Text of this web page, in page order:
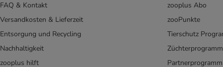
Green Petfood
Greenwoods
Happy Dog
HUNTER
FAQ & Kontakt
Versandkosten & Lieferzeit
Entsorgung und Recycling
Nachhaltigkeit
zooplus hilft
zooplus Abo
zooPunkte
Tierschutz
Züchterprogramm
Partnerprogramm